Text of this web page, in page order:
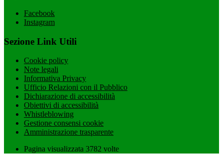
Facebook
Instagram
Sezione Link Utili
Cookie policy
Note legali
Informativa Privacy
Ufficio Relazioni con il Pubblico
Dichiarazione di accessibilità
Obiettivi di accessibilità
Whistleblowing
Gestione consensi cookie
Amministrazione trasparente
Pagina visualizzata 3782 volte